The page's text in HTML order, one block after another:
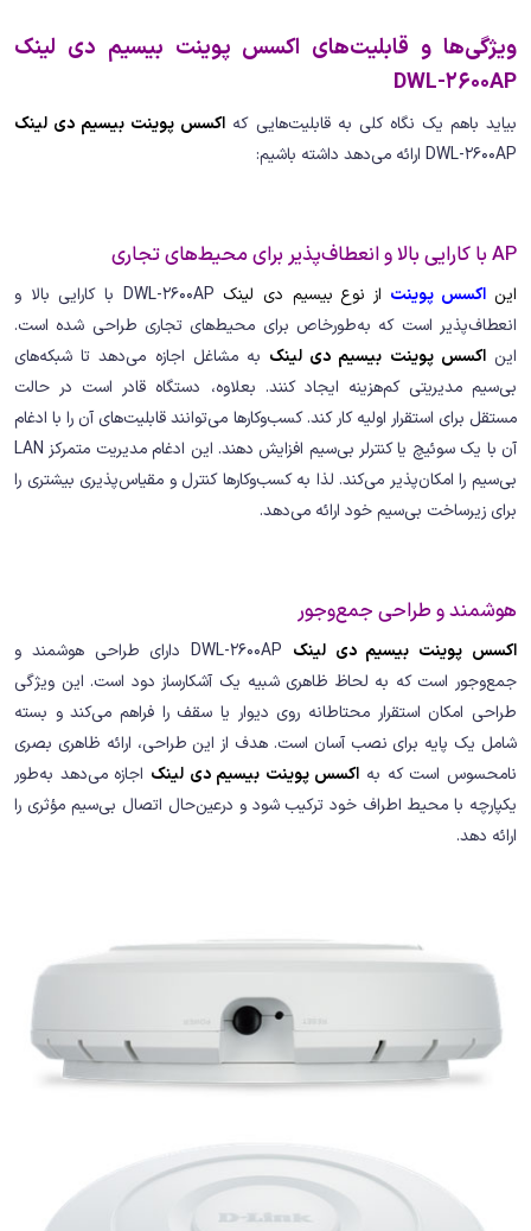
ویژگی‌ها و قابلیت‌های اکسس پوینت بیسیم دی لینک
DWL-2600AP
بیاید باهم یک نگاه کلی به قابلیت‌هایی که اکسس پوینت بیسیم دی لینک
DWL-2600AP ارائه می‌دهد داشته باشیم:
AP با کارایی بالا و انعطاف‌پذیر برای محیط‌های تجاری
این اکسس پوینت از نوع بیسیم دی لینک
DWL-2600AP با کارایی بالا و
انعطاف‌پذیر است که به‌طورخاص برای محیط‌های تجاری طراحی شده است.
ایناکسس پوینت بیسیم دی لینک به مشاغل اجازه می‌دهد تا شبکه‌های
بی‌سیم مدیریتی کم‌هزینه ایجاد کنند. بعلاوه، دستگاه قادر است در حالت
مستقل برای استقرار اولیه کار کند. کسب‌وکارها می‌توانند قابلیت‌های آن را با ادغام
آن با یک سوئیچ یا کنترلر بی‌سیم افزایش دهند. این ادغام مدیریت متمرکز LAN
بی‌سیم را امکان‌پذیر می‌کند. لذا به کسب‌وکارها کنترل و مقیاس‌پذیری بیشتری را
برای زیرساخت بی‌سیم خود ارائه می‌دهد.
هوشمند و طراحی جمع‌وجور
اکسس پوینت بیسیم دی لینک
DWL-2600AP دارای طراحی هوشمند و
جمع‌وجور است که به لحاظ ظاهری شبیه یک آشکارساز دود است. این ویژگی
طراحی امکان استقرار محتاطانه روی دیوار یا سقف را فراهم می‌کند و بسته
شامل یک پایه برای نصب آسان است. هدف از این طراحی، ارائه ظاهری بصری
نامحسوس است که به اکسس پوینت بیسیم دی لینک اجازه می‌دهد به‌طور
یکپارچه با محیط اطراف خود ترکیب شود و درعین‌حال اتصال بی‌سیم مؤثری را
ارائه دهد.